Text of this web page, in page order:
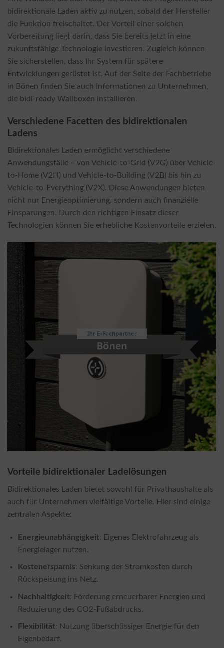
bidirektionale Laden aktiv zu nutzen, sobald der Hersteller
die Funktion freischaltet. Der Vorteil einer solchen
Vorbereitung liegt darin, dass Sie bereits jetzt in eine
zukunftsfähige Technologie investieren. Zugleich können
Sie sicherstellen, dass Ihr System für spätere
Entwicklungen gerüstet ist. Auf der Seite der Fachbetriebe
in Bönen finden Sie auch Informationen zu Unternehmen,
die bidi-ready Wallboxen installieren.
Verschiedene Facetten des bidirektionalen
Ladens
Bidirektionales Laden ermöglicht verschiedene
Anwendungsfälle – von Vehicle-to-Grid (V2G) über Vehicle-
to-Home (V2H) und Vehicle-to-Building (V2B) bis hin zu
Vehicle-to-Everything (V2X). Diese Anwendungen bieten
nicht nur Energieoptimierung, sondern auch finanzielle
Einsparungen. Durch den richtigen Einsatz dieser
Technologien können Sie erhebliche Kostenvorteile erzielen.
Vorteile bidirektionaler Ladelösungen
Bidirektionales Laden bietet sowohl für Privathaushalte als
auch für Unternehmen vielfältige Vorteile. Hier sind einige
zentralen Aspekte:
Energieunabhängigkeit: Eigenes Elektrofahrzeug als
Energielager nutzen.
Kostenersparnis: Senkung der Stromkosten durch
Rückspeisung ins Netz.
Nachhaltigkeit: Förderung erneuerbarer Energien und
Reduzierung des CO2-Fußabdrucks.
Flexibilität: Nutzung überschüssiger Energie für den
Eigenbedarf.